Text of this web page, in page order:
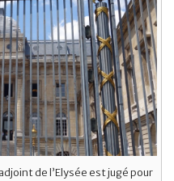
de l’Elysée est jugé pour